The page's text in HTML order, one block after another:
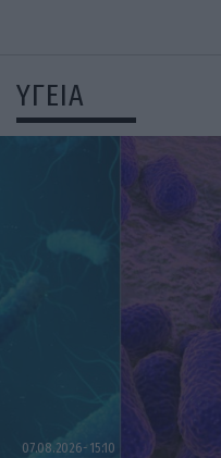
ΥΓΕΙΑ
07.08.2026 15:10